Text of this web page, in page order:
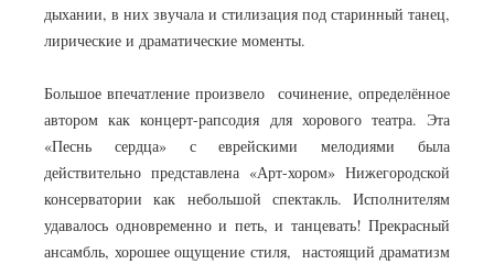
дыхании, в них звучала и стилизация под старинный танец,
лирические и драматические моменты.
Большое впечатление произвело сочинение, определённое
автором как концерт-рапсодия для хорового театра. Эта
«Песнь сердца» с еврейскими мелодиями была
действительно представлена «Арт-хором» Нижегородской
консерватории как небольшой спектакль. Исполнителям
удавалось одновременно и петь, и танцевать! Прекрасный
ансамбль, хорошее ощущение стиля, настоящий драматизм